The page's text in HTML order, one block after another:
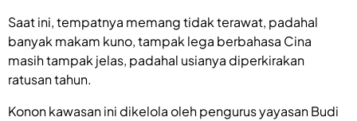
Saat ini, tempatnya memang tidak terawat, padahal
banyak makam kuno, tampak lega berbahasa Cina
masih tampak jelas, padahal usianya diperkirakan
ratusan tahun.
Konon kawasan ini dikelola oleh pengurus yayasan Budi